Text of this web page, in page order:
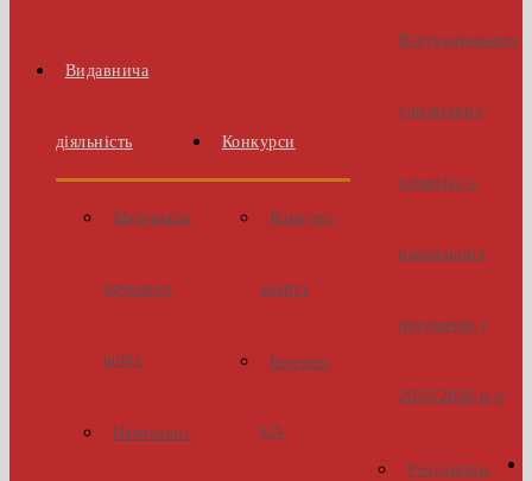
Видавнича
діяльність
Матеріали
наукових
робіт
Навчальні
Конкурси
Конкурс-
захист
Inventor
UA
Всеукраїнських
учнівських
олімпіад з
навчальних
предметів у
2025/2026 н.р
Результати